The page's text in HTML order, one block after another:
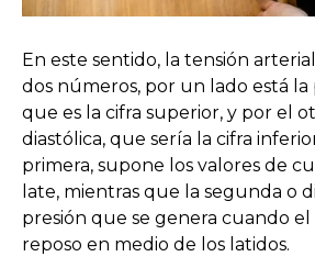
En este sentido, la tensión
dos números, por un lado está la
que es la cifra superior, y por el
diastólica, que sería la cifra
primera, supone los valores de
late, mientras que la segunda o
presión que se genera cuando el
reposo en medio de los latidos.